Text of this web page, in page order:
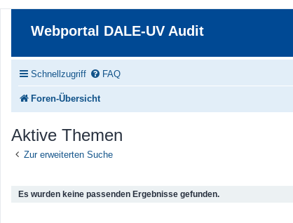
Webportal DALE-UV Audit
Schnellzugriff FAQ
Foren-Übersicht
Aktive Themen
Zur erweiterten Suche
Es wurden keine passenden Ergebnisse gefunden.